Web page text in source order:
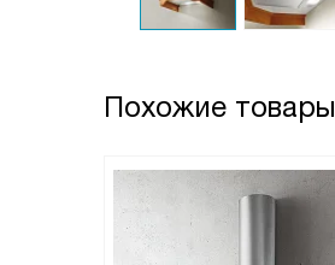
Похожие товары